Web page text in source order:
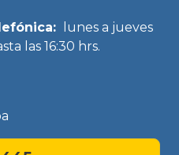
lunes a jueves
las 16:30 hrs.